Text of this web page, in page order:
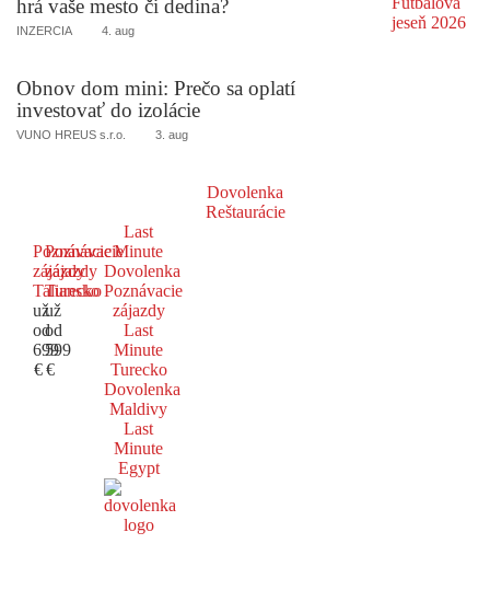
hrá vaše mesto či dedina?
INZERCIA 4. aug
Obnov dom mini: Prečo sa oplatí
investovať do izolácie
VUNO HREUS s.r.o. 3. aug
Dovolenka
Reštaurácie
Poznávacie
zájazdy
Taliansko
už
od
699
€
Poznávacie
zájazdy
Turecko
už
od
599
€
Last
Minute
Dovolenka
Poznávacie
zájazdy
Last
Minute
Turecko
Dovolenka
Maldivy
Last
Minute
Egypt